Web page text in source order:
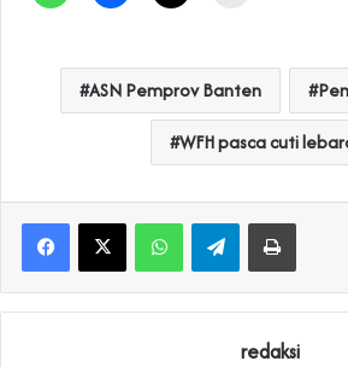
ASN Pemprov Banten
WFH pasca cuti
WhatsAppTelegramPrint
redaksi